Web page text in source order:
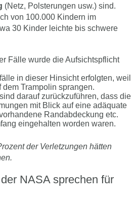
(Netz, Polsterungen usw.) sind.
von 100.000 Kindern im
30 Kinder leichte bis schwere
Fälle wurde die Aufsichtspflicht
in dieser Hinsicht erfolgten, weil
Trampolin sprangen.
darauf zurückzuführen, dass die
mit Blick auf eine adäquate
Randabdeckung etc.
eingehalten worden waren.
der Verletzungen hätten
NASA sprechen für